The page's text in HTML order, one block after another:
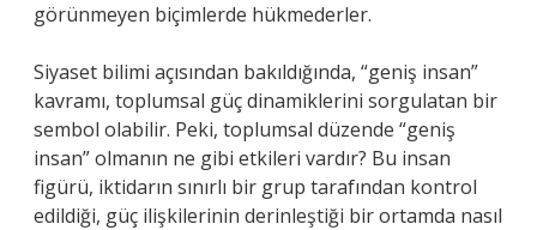
görünmeyen biçimlerde hükmederler.
Siyaset bilimi açısından bakıldığında, “geniş insan”
kavramı, toplumsal güç dinamiklerini sorgulatan bir
sembol olabilir. Peki, toplumsal düzende “geniş
insan” olmanın ne gibi etkileri vardır? Bu insan
figürü, iktidarın sınırlı bir grup tarafından kontrol
edildiği, güç ilişkilerinin derinleştiği bir ortamda nasıl